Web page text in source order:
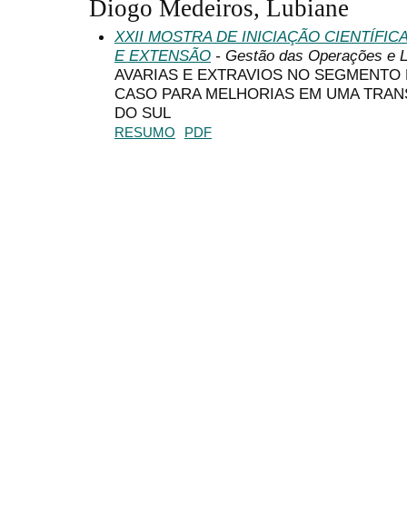
Diogo Medeiros, Lubiane
XXII MOSTRA DE INICIAÇÃO
E EXTENSÃO - Gestão das Operações e
AVARIAS E EXTRAVIOS NO
CASO PARA MELHORIAS EM UMA
DO SUL
RESUMO PDF